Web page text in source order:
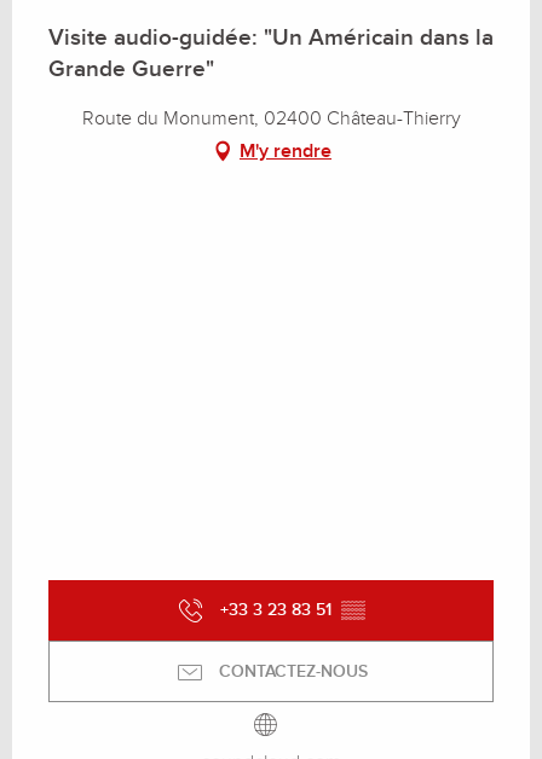
Visite audio-guidée: "Un Américain dans la
Grande Guerre"
Route du Monument, 02400 Château-Thierry
M'y rendre
+33 3 23 83 51 ▒▒
CONTACTEZ-NOUS